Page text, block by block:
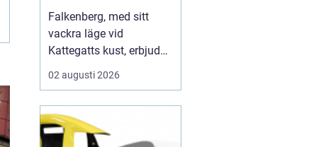
hem
Falkenberg, med sitt
vackra läge vid
Kattegatts kust, erbjuder
en unik livsupplevelse
för privatpersoner och
letar efter lediga
lägenheter Falkenberg,
02 augusti 2026